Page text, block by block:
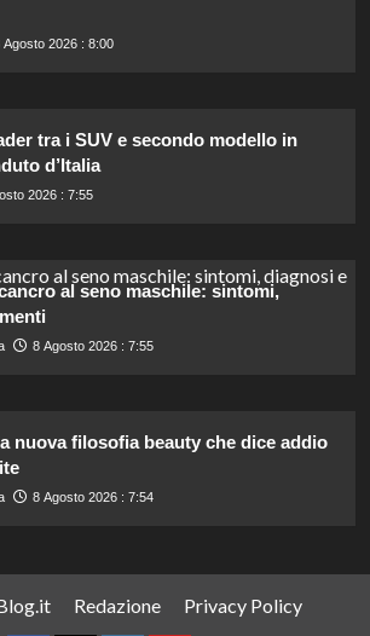
Agosto 2026 : 8:00
tra i SUV e secondo modello in
d’Italia
2026 : 7:55
al seno maschile: sintomi,
8 Agosto 2026 : 7:55
nuova filosofia beauty che dice addio
8 Agosto 2026 : 7:54
Redazione Privacy Policy